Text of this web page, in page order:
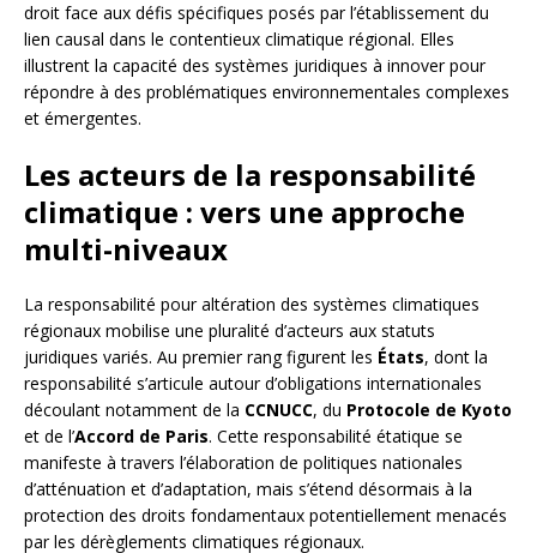
droit face aux défis spécifiques posés par l’établissement du
lien causal dans le contentieux climatique régional. Elles
illustrent la capacité des systèmes juridiques à innover pour
répondre à des problématiques environnementales complexes
et émergentes.
Les acteurs de la responsabilité
climatique : vers une approche
multi-niveaux
La responsabilité pour altération des systèmes climatiques
régionaux mobilise une pluralité d’acteurs aux statuts
juridiques variés. Au premier rang figurent les États, dont la
responsabilité s’articule autour d’obligations internationales
découlant notamment de la CCNUCC, du Protocole de Kyoto
et de l’Accord de Paris. Cette responsabilité étatique se
manifeste à travers l’élaboration de politiques nationales
d’atténuation et d’adaptation, mais s’étend désormais à la
protection des droits fondamentaux potentiellement menacés
par les dérèglements climatiques régionaux.